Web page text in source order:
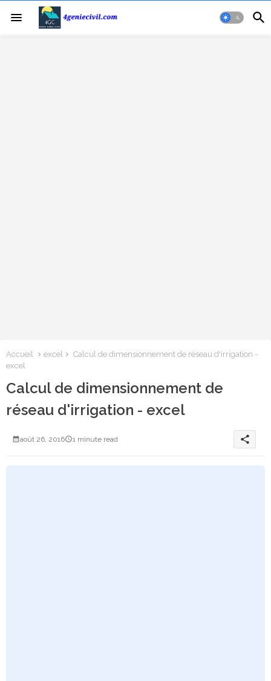
Accueil excel
Calcul de dimensionnement de réseau d'irrigation -
excel
Calcul de dimensionnement de
réseau d'irrigation - excel
août 26, 2016 1 minute read share